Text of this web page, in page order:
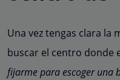
Una vez tengas clara la
buscar el centro donde
fijarme para escoger una